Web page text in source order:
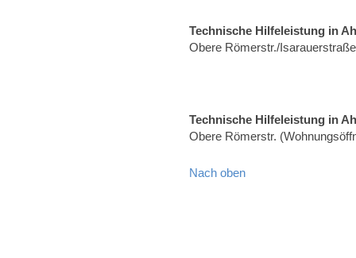
Technische Hilfeleistung in
Obere Römerstr./
Technische Hilfeleistung in
Obere Römerstr.
Nach oben